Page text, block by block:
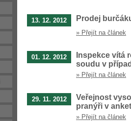
13. 12. 2012 Prodej
» Přejít na článek
01. 12. 2012
Inspekce vítá
soudu v
» Přejít na článek
29. 11. 2012
Veřejnost
pranýři v
» Přejít na článek